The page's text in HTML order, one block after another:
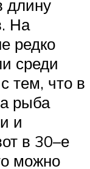
длину
На
редко
среди
тем, что в
рыба
и
в 30–е
можно